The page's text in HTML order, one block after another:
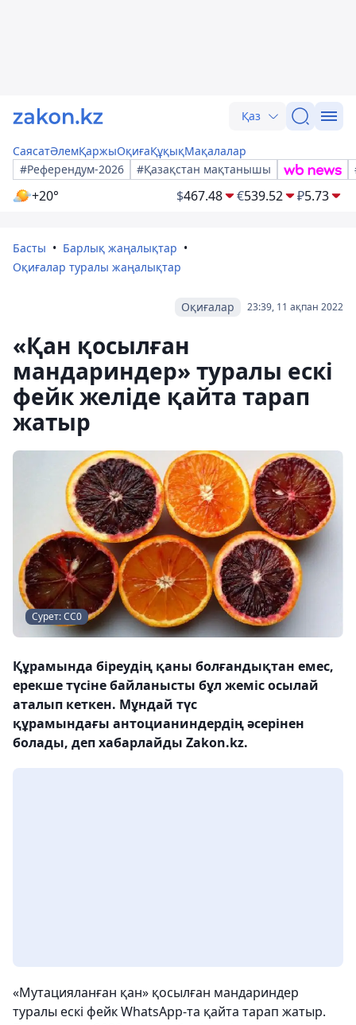
Қаз
СаясатӘлемҚаржыОқиғаҚұқықМақалалар
#Референдум-2026
#Қазақстан мақтанышы
+20° $467.48 €539.52 ₽5.73
Басты
Барлық жаңалықтар
Оқиғалар туралы жаңалықтар
23:39, 11 ақпан 2022
Оқиғалар
«Қан қосылған
мандариндер» туралы ескі
фейк желіде қайта тарап
жатыр
Сурет: CC0
Құрамында біреудің қаны болғандықтан емес,
ерекше түсіне байланысты бұл жеміс осылай
аталып кеткен. Мұндай түс
құрамындағы антоцианиндердің әсерінен
болады, деп хабарлайды Zakon.kz.
«Мутацияланған қан» қосылған мандариндер
туралы ескі фейк WhatsApp-та қайта тарап жатыр.